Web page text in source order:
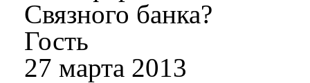
Связного банка?
Гость
27 марта 2013